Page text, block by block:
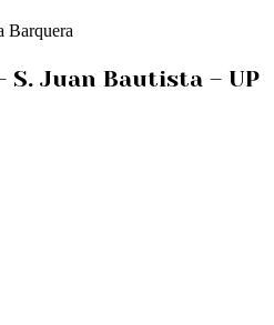
Barquera
S. Juan Bautista – UP